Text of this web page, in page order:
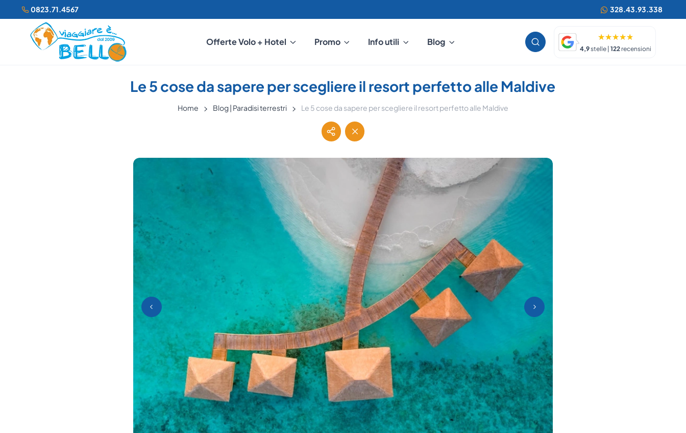
0823.71.4567 328.43.93.338
Offerte Volo + Hotel Promo Info utili Blog
4,9stelle | 122recensioni
Le 5 cose da sapere per scegliere il resort perfetto alle Maldive
Home Blog | Paradisi terrestri Le 5 cose da sapere per scegliere il resort perfetto alle Maldive